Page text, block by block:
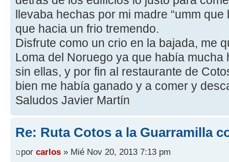
llevaba hechas por mi madre “umm
que hacia un frio tremendo.
Disfrute como un crio en la bajada, me
Loma del Noruego ya que había
sin ellas, y por fin al restaurante de
bien me había ganado y a comer y
Saludos Javier Martín
Re: Ruta Cotos a la Guarramilla
por carlos » Mié Nov 20, 2013 7:13 pm